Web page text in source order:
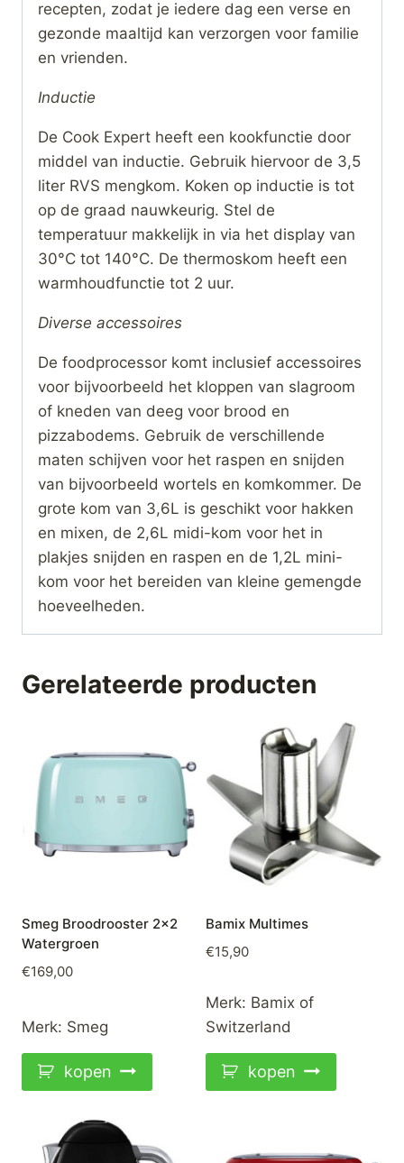
recepten, zodat je iedere dag een verse en
gezonde maaltijd kan verzorgen voor familie
en vrienden.
Inductie
De Cook Expert heeft een kookfunctie door
middel van inductie. Gebruik hiervoor de 3,5
liter RVS mengkom. Koken op inductie is tot
op de graad nauwkeurig. Stel de
temperatuur makkelijk in via het display van
30°C tot 140°C. De thermoskom heeft een
warmhoudfunctie tot 2 uur.
Diverse accessoires
De foodprocessor komt inclusief accessoires
voor bijvoorbeeld het kloppen van slagroom
of kneden van deeg voor brood en
pizzabodems. Gebruik de verschillende
maten schijven voor het raspen en snijden
van bijvoorbeeld wortels en komkommer. De
grote kom van 3,6L is geschikt voor hakken
en mixen, de 2,6L midi-kom voor het in
plakjes snijden en raspen en de 1,2L mini-
kom voor het bereiden van kleine gemengde
hoeveelheden.
Gerelateerde producten
Smeg Broodrooster 2×2
Watergroen
€169,00
Merk: Smeg
kopen
Bamix Multimes
€15,90
Merk: Bamix of
Switzerland
kopen